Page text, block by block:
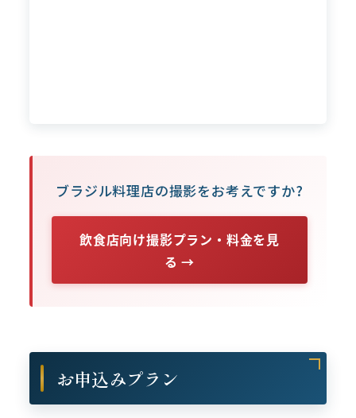
ブラジル料理店の撮影をお考えですか?
飲食店向け撮影プラン・料金を見
る →
お申込みプラン